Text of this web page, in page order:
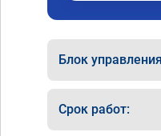
Блок
Срок работ: